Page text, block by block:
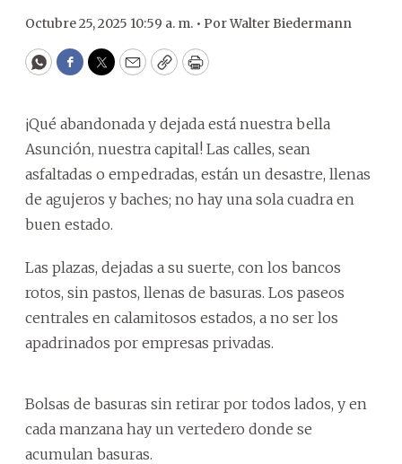
Octubre 25, 2025 10:59 a. m. • PorWalter Biedermann
WhatsApp
Facebook
Twitter
EmailCopyPrint
¡Qué abandonada y dejada está nuestra bella
Asunción, nuestra capital! Las calles, sean
asfaltadas o empedradas, están un desastre, llenas
de agujeros y baches; no hay una sola cuadra en
buen estado.
Las plazas, dejadas a su suerte, con los bancos
rotos, sin pastos, llenas de basuras. Los paseos
centrales en calamitosos estados, a no ser los
apadrinados por empresas privadas.
Bolsas de basuras sin retirar por todos lados, y en
cada manzana hay un vertedero donde se
acumulan basuras.